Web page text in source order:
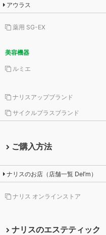
アウラス
薬用 SG-EX
美容機器
ルミエ
ナリスアップブランド
サイクルプラスブランド
ご購入方法
ナリスのお店（店舗一覧 DeI’m）
ナリス オンラインストア
ナリスのエステティック